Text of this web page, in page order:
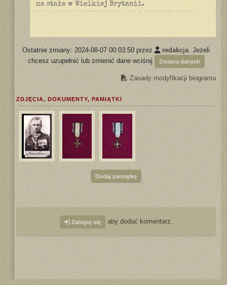
na stałe w Wielkiej Brytanii.
Ostatnie zmiany: 2024-08-07 00:03:50 przez redakcja. Jeżeli
chcesz uzupełnić lub zmienić dane wciśnij
Zmiana danych
Zasady modyfikacji biogramu
ZDJĘCIA, DOKUMENTY, PAMIĄTKI
Dodaj pamiątkę
Zaloguj się aby dodać komentarz.